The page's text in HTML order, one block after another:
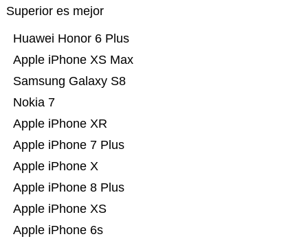
Superior es mejor
Apple iPhone 6s
Apple iPhone XS
Apple iPhone 8 Plus
Apple iPhone X
Apple iPhone 7 Plus
Apple iPhone XR
Nokia 7
Samsung Galaxy S8
Apple iPhone XS Max
Huawei Honor 6 Plus